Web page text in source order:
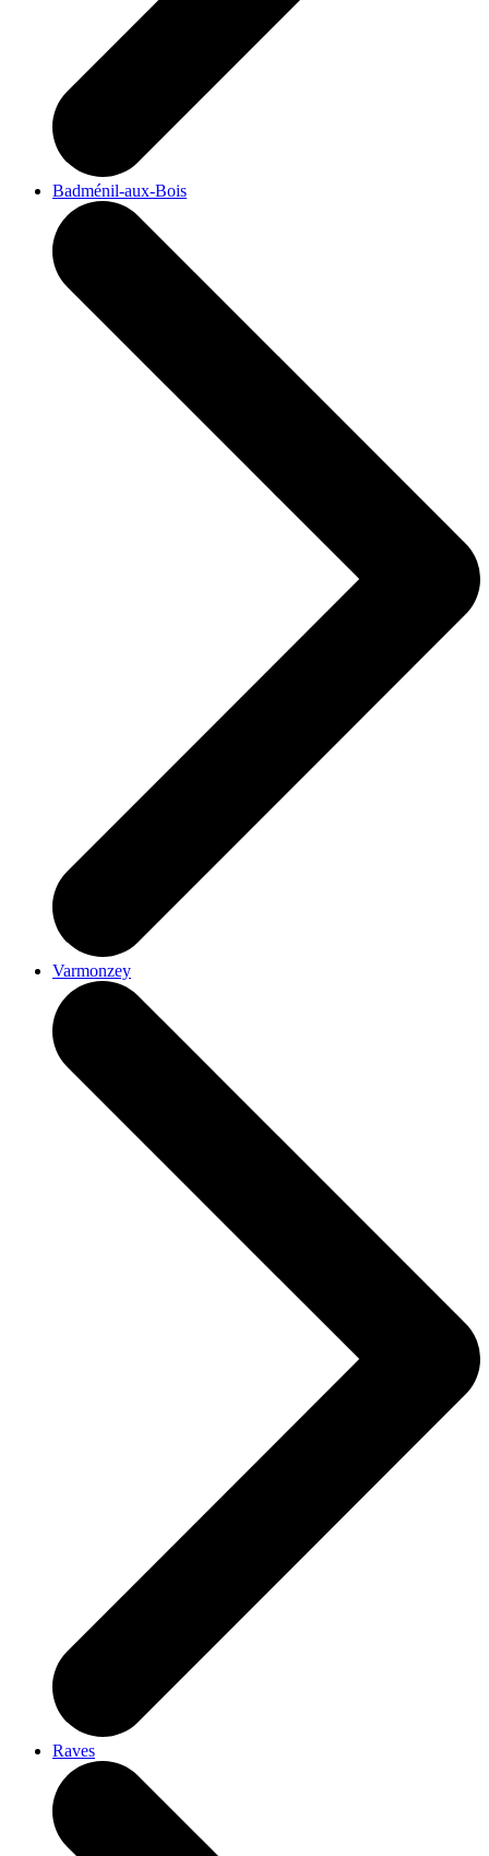
Badménil-aux-Bois
Varmonzey
Raves